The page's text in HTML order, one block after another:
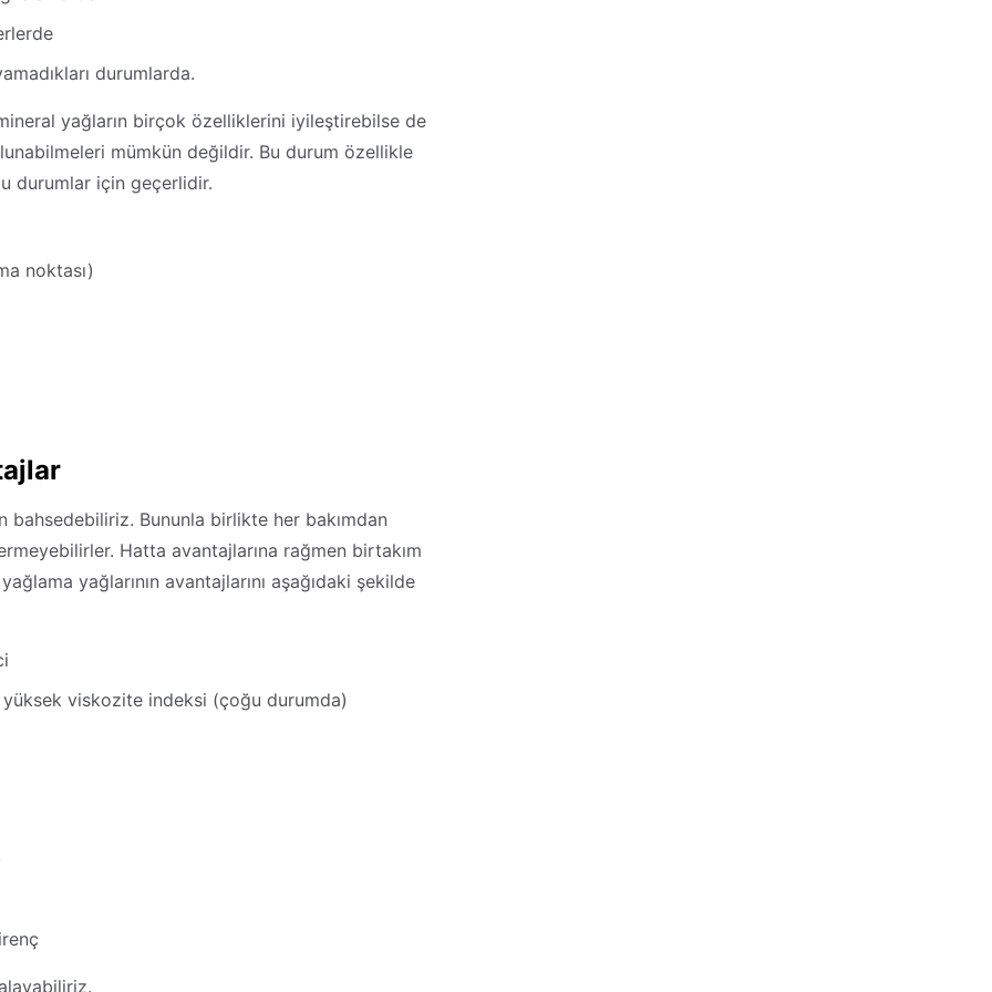
durumlarda.
yağların birçok özelliklerini iyileştirebilse de
mümkün değildir. Bu durum özellikle
durumlar için geçerlidir.
noktası)
bahsedebiliriz. Bununla birlikte her bakımdan
Hatta avantajlarına rağmen birtakım
yağlarının avantajlarını aşağıdaki şekilde
yüksek viskozite indeksi (çoğu durumda)